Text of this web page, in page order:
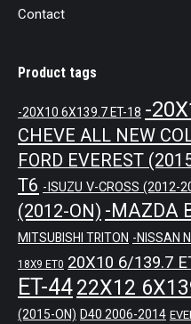
Contact
Product tags
-20X10 6X139.7 ET-18 -
CHEVE ALL NEW
FORD EVEREST
T6 -ISUZU V-CROSS (2012-
(2012-ON) -MAZDA
MITSUBISHI TRITON -NISSAN
18X9 ET0 20X10 6/139.7
ET-4422X12
(2015-ON) D40 2006-2014